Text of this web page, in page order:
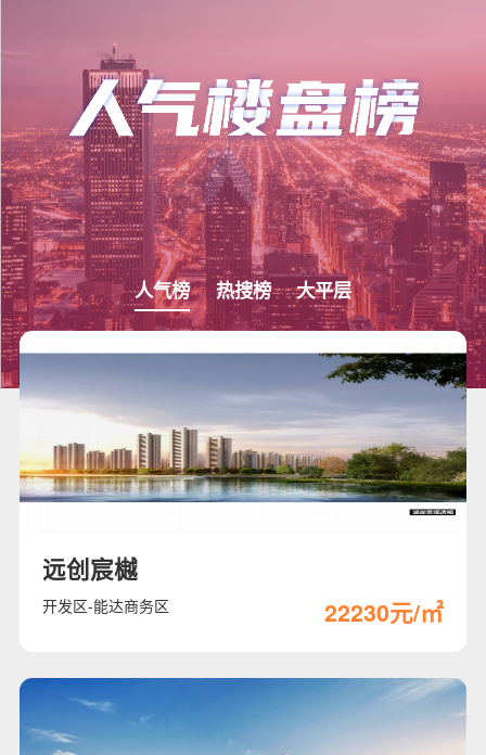
人气榜 热搜榜 大平层
远创宸樾
开发区-能达商务区 22230元/㎡